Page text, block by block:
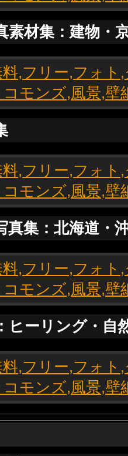
素材集：建物・
真集：北海道・
ヒーリング・自